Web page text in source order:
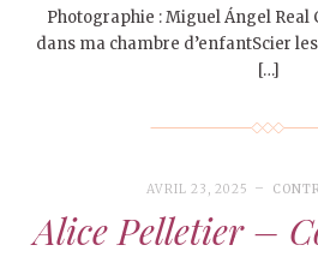
Photographie : Miguel Ángel Real
dans ma chambre d’enfantScier
[…]
AVRIL 23, 2025
Alice Pelletier –